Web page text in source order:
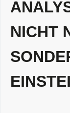
NICHT